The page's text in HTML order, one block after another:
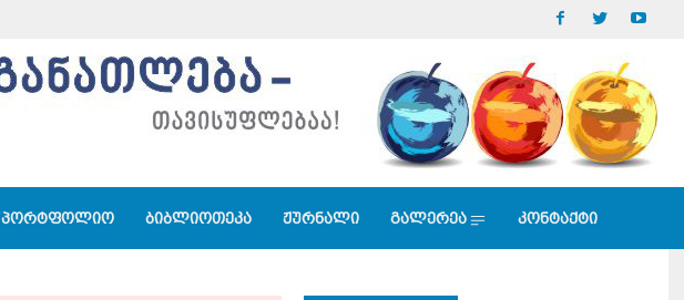
პორტფოლიო ბიბლიოთეკა ჟურნალი გალერეა კონტაქტი